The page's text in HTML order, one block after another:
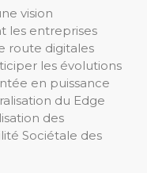
vision
les entreprises
route digitales
les évolutions
en puissance
du Edge
des
Sociétale des